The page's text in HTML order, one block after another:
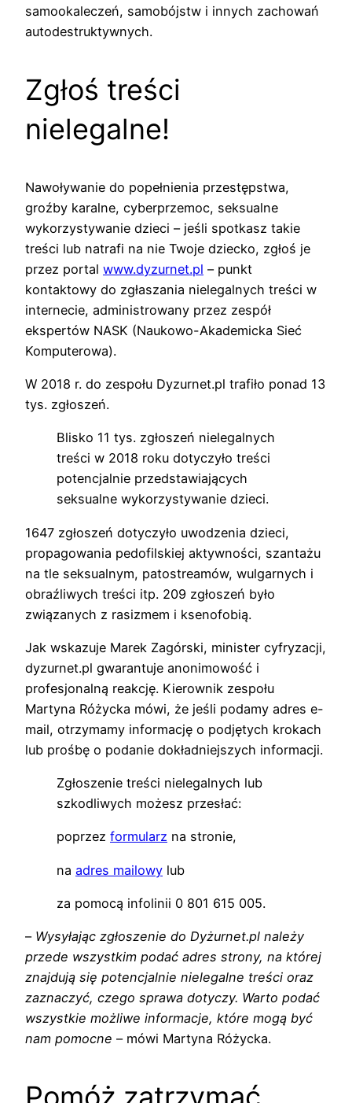
samookaleczeń, samobójstw i innych zachowań
autodestruktywnych.
Zgłoś treści
nielegalne!
Nawoływanie do popełnienia przestępstwa,
groźby karalne, cyberprzemoc, seksualne
wykorzystywanie dzieci – jeśli spotkasz takie
treści lub natrafi na nie Twoje dziecko, zgłoś je
przez portal www.dyzurnet.pl – punkt
kontaktowy do zgłaszania nielegalnych treści w
internecie, administrowany przez zespół
ekspertów NASK (Naukowo-Akademicka Sieć
Komputerowa).
W 2018 r. do zespołu Dyzurnet.pl trafiło ponad 13
tys. zgłoszeń.
Blisko 11 tys. zgłoszeń nielegalnych
treści w 2018 roku dotyczyło treści
potencjalnie przedstawiających
seksualne wykorzystywanie dzieci.
1647 zgłoszeń dotyczyło uwodzenia dzieci,
propagowania pedofilskiej aktywności, szantażu
na tle seksualnym, patostreamów, wulgarnych i
obraźliwych treści itp. 209 zgłoszeń było
związanych z rasizmem i ksenofobią.
Jak wskazuje Marek Zagórski, minister cyfryzacji,
dyzurnet.pl gwarantuje anonimowość i
profesjonalną reakcję. Kierownik zespołu
Martyna Różycka mówi, że jeśli podamy adres e-
mail, otrzymamy informację o podjętych krokach
lub prośbę o podanie dokładniejszych informacji.
Zgłoszenie treści nielegalnych lub
szkodliwych możesz przesłać:
poprzez formularz na stronie,
na adres mailowy lub
za pomocą infolinii 0 801 615 005.
– Wysyłając zgłoszenie do Dyżurnet.pl należy
przede wszystkim podać adres strony, na której
znajdują się potencjalnie nielegalne treści oraz
zaznaczyć, czego sprawa dotyczy. Warto podać
wszystkie możliwe informacje, które mogą być
nam pomocne – mówi Martyna Różycka.